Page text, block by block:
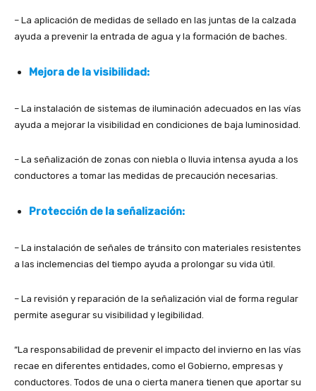
– La aplicación de medidas de sellado en las juntas de la calzada
ayuda a prevenir la entrada de agua y la formación de baches.
Mejora de la visibilidad:
– La instalación de sistemas de iluminación adecuados en las vías
ayuda a mejorar la visibilidad en condiciones de baja luminosidad.
– La señalización de zonas con niebla o lluvia intensa ayuda a los
conductores a tomar las medidas de precaución necesarias.
Protección de la señalización:
– La instalación de señales de tránsito con materiales resistentes
a las inclemencias del tiempo ayuda a prolongar su vida útil.
– La revisión y reparación de la señalización vial de forma regular
permite asegurar su visibilidad y legibilidad.
“La responsabilidad de prevenir el impacto del invierno en las vías
recae en diferentes entidades, como el Gobierno, empresas y
conductores. Todos de una o cierta manera tienen que aportar su